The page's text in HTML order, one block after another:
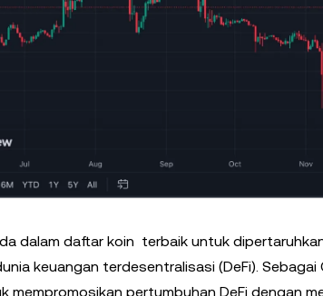
dalam daftar koin terbaik untuk
keuangan terdesentralisasi (DeFi).
mempromosikan pertumbuhan DeFi dengan